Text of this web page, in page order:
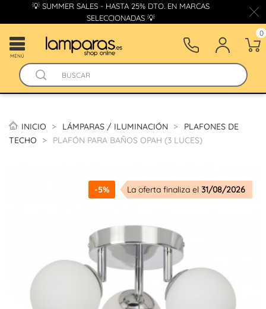
💡 SUMMER SALES - HASTA 25% DTO. EN MARCAS
SELECCIONADAS 💡
MENÚ
0
INICIO LÁMPARAS / ILUMINACIÓN
PLAFONES DE
TECHO
PLAFÓN PARA BAÑOS OPAH (3 LUCES)
-5% La oferta finaliza el 31/08/2026